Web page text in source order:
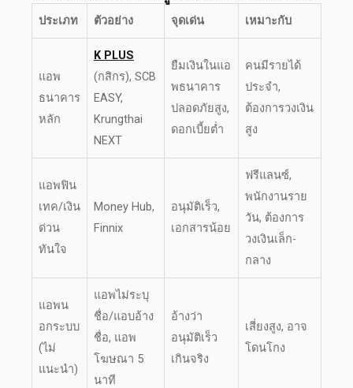
ประเภท ตัวอย่าง จุดเด่น เหมาะกับ
แอพ
ธนาคาร
หลัก
K PLUS
(กสิกร), SCB
EASY,
Krungthai
NEXT
ยืมเงินในแอ
พธนาคาร
ปลอดภัยสูง,
ดอกเบี้ยต่ำ
คนมีรายได้
ประจำ,
ต้องการวงเงิน
สูง
แอพฟิน
เทค/เงิน
ด่วน
ทันใจ
Money Hub,
Finnix
อนุมัติเร็ว,
เอกสารน้อย
ฟรีแลนซ์,
พนักงานราย
วัน, ต้องการ
วงเงินเล็ก-
กลาง
แอพน
อกระบบ
(ไม่
แนะนำ)
แอพไม่ระบุ
ชื่อ/แอบอ้าง
ชื่อ, แอพ
โฆษณา 5
นาที
อ้างว่า
อนุมัติเร็ว
เกินจริง
เสี่ยงสูง, อาจ
โดนโกง